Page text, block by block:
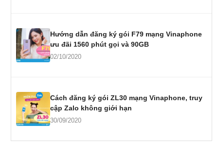
Hướng dẫn đăng ký gói F79 mạng Vinaphone
ưu đãi 1560 phút gọi và 90GB
02/10/2020
Cách đăng ký gói ZL30 mạng Vinaphone, truy
cập Zalo không giới hạn
30/09/2020